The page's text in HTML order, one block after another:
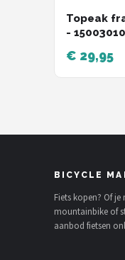
Topeak
- 15003010
€ 29,95
BICYCLE
Fiets kopen? Of je
mountainbike of
aanbod fietsen